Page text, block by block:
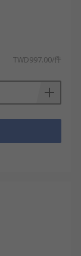
TWD997.00/件